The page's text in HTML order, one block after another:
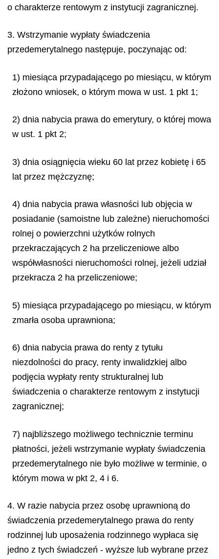
o charakterze rentowym z instytucji zagranicznej.
3. Wstrzymanie wypłaty świadczenia
przedemerytalnego następuje, poczynając od:
1) miesiąca przypadającego po miesiącu, w którym
złożono wniosek, o którym mowa w ust. 1 pkt 1;
2) dnia nabycia prawa do emerytury, o której mowa
w ust. 1 pkt 2;
3) dnia osiągnięcia wieku 60 lat przez kobietę i 65
lat przez mężczyznę;
4) dnia nabycia prawa własności lub objęcia w
posiadanie (samoistne lub zależne) nieruchomości
rolnej o powierzchni użytków rolnych
przekraczających 2 ha przeliczeniowe albo
współwłasności nieruchomości rolnej, jeżeli udział
przekracza 2 ha przeliczeniowe;
5) miesiąca przypadającego po miesiącu, w którym
zmarła osoba uprawniona;
6) dnia nabycia prawa do renty z tytułu
niezdolności do pracy, renty inwalidzkiej albo
podjęcia wypłaty renty strukturalnej lub
świadczenia o charakterze rentowym z instytucji
zagranicznej;
7) najbliższego możliwego technicznie terminu
płatności, jeżeli wstrzymanie wypłaty świadczenia
przedemerytalnego nie było możliwe w terminie, o
którym mowa w pkt 2, 4 i 6.
4. W razie nabycia przez osobę uprawnioną do
świadczenia przedemerytalnego prawa do renty
rodzinnej lub uposażenia rodzinnego wypłaca się
jedno z tych świadczeń - wyższe lub wybrane przez